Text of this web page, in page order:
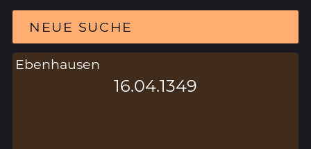
NEUE SUCHE
Ebenhausen
16.04.1349